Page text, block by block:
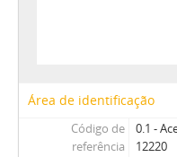
Área de identificação
Código de
referência
0.1 -
12220